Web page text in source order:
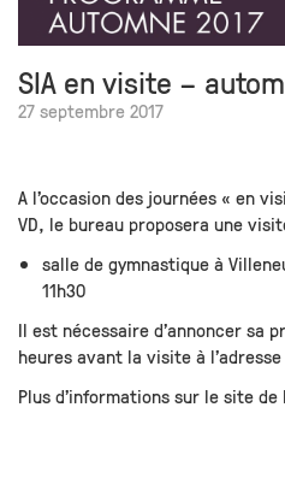
SIA en visite –
27 septembre 2017
A l’occasion des journées « en
VD, le bureau proposera une
salle de gymnastique à
11h30
Il est nécessaire d’annoncer sa
heures avant la visite à
Plus d’informations sur le site de